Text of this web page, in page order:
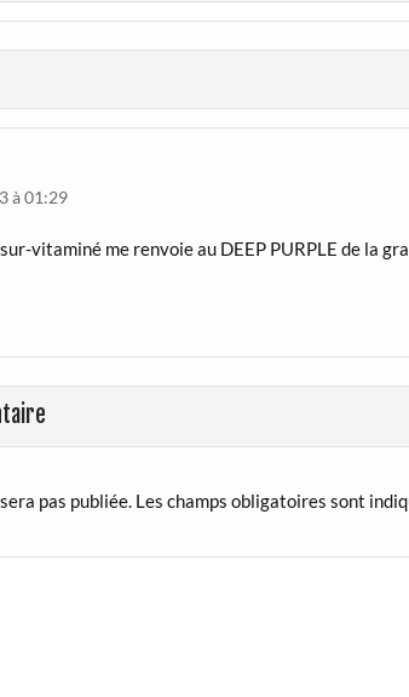
à 01:29
sur-vitaminé me renvoie au DEEP PURPLE de la
pas publiée. Les champs obligatoires sont